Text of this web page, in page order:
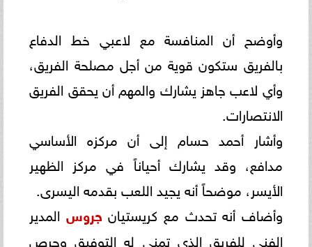
وأوضح أن المنافسة مع لاعبي خط الدفاع
بالفريق ستكون قوية من أجل مصلحة الفريق،
وأي لاعب جاهز يشارك والمهم أن يحقق الفريق
الانتصارات.
وأشار أحمد حسام إلى أن مركزه الأساسي
مدافع، وقد يشارك أحياناً في مركز الظهير
الأيسر، موضحاً أنه يجيد اللعب بقدمه اليسرى.
وأضاف أنه تحدث مع كريستيان جروس المدير
الفني للفريق الذي تمنى له التوفيق وحرص